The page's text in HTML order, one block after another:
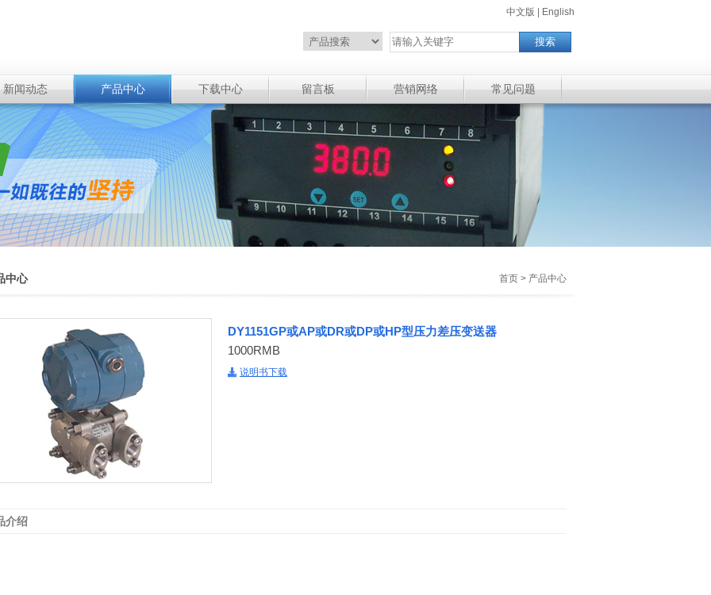
中文版 English
新闻动态 产品中心 下载中心 留言板 营销网络 常见问题
中心 首页 > 产品中心
DY1151GP或AP或DR或DP或HP型压力差压变送器
1000RMB
说明书下载
介绍